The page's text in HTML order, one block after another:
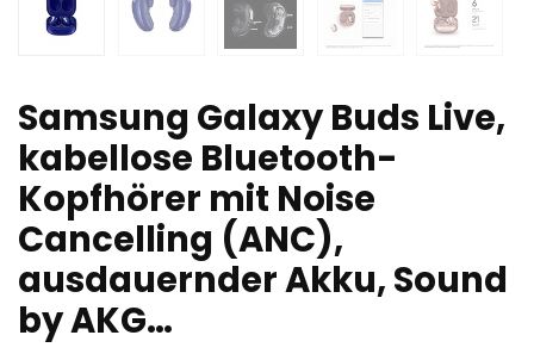
Samsung Galaxy Buds Live,
kabellose Bluetooth-
Kopfhörer mit Noise
Cancelling (ANC),
ausdauernder Akku, Sound
by AKG…